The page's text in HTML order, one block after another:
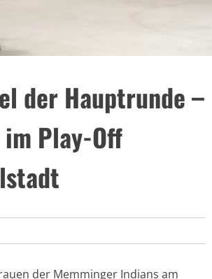
der Hauptrunde –
im Play-Off
der Memminger Indians am